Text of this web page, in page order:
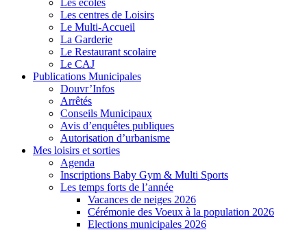
Les écoles
Les centres de Loisirs
Le Multi-Accueil
La Garderie
Le Restaurant scolaire
Le CAJ
Publications Municipales
Douvr’Infos
Arrêtés
Conseils Municipaux
Avis d’enquêtes publiques
Autorisation d’urbanisme
Mes loisirs et sorties
Agenda
Inscriptions Baby Gym & Multi Sports
Les temps forts de l’année
Vacances de neiges 2026
Cérémonie des Voeux à la population 2026
Elections municipales 2026